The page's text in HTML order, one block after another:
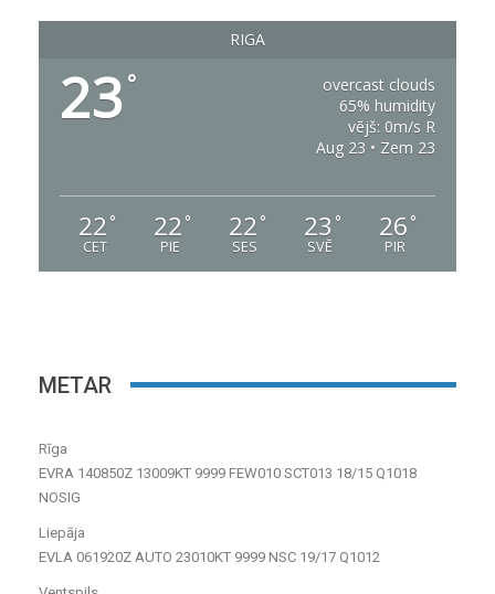
RIGA
23°
overcast clouds
65% humidity
vējš: 0m/s R
Aug 23 • Zem 23
22 °
CET
22 °
PIE
22 °
SES
23 °
SVĒ
26 °
PIR
METAR
Rīga
EVRA 140850Z 13009KT 9999 FEW010 SCT013 18/15 Q1018
NOSIG
Liepāja
EVLA 061920Z AUTO 23010KT 9999 NSC 19/17 Q1012